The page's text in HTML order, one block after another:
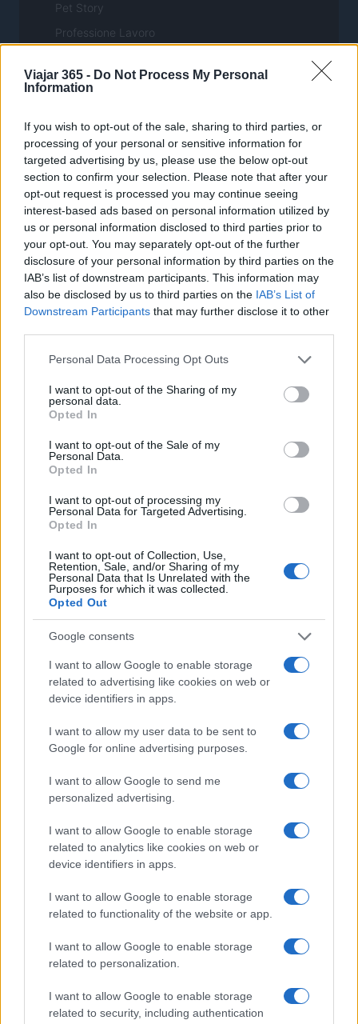
Viajar 365 - Do Not Process My Personal
Information
If you wish to opt-out of the sale, sharing to third parties, or
processing of your personal or sensitive information for
targeted advertising by us, please use the below opt-out
section to confirm your selection. Please note that after your
opt-out request is processed you may continue seeing
interest-based ads based on personal information utilized by
us or personal information disclosed to third parties prior to
your opt-out. You may separately opt-out of the further
disclosure of your personal information by third parties on the
IAB’s list of downstream participants. This information may
also be disclosed by us to third parties on the IAB’s List of
Downstream Participants that may further disclose it to other
Please note that this website/app uses one or more Google
not limited to your visit or usage behaviour. You may click to
grant or deny consent to Google and its third-party tags to
use your data for below specified purposes in below Google
consent section.
Personal Data Processing Opt Outs
I want to opt-out of the Sharing of my
personal data.
Opted In
I want to opt-out of the Sale of my
Personal Data.
Opted In
I want to opt-out of processing my
Personal Data for Targeted Advertising.
Opted In
I want to opt-out of Collection, Use,
Retention, Sale, and/or Sharing of my
Personal Data that Is Unrelated with the
Purposes for which it was collected.
Opted Out
Google consents
I want to allow Google to enable storage
related to advertising like cookies on web or
device identifiers in apps.
I want to allow my user data to be sent to
Google for online advertising purposes.
I want to allow Google to send me
personalized advertising.
I want to allow Google to enable storage
related to analytics like cookies on web or
device identifiers in apps.
I want to allow Google to enable storage
related to functionality of the website or app.
I want to allow Google to enable storage
related to personalization.
I want to allow Google to enable storage
related to security, including authentication
Pet Story
Professione Lavoro
Style24
Tuobenessere
Viaggiamo
Nonne Magazine
Milano Cortina
Luxury Club
Il Calcio Online
Professione mamma
World Music
Money 365
B2B Magazine
Day Travel
Tutto Gaming
ESG 365
Food Wiki
FuturoDonna
HomeMagazine
SecondHomeMagazine
ESPANA Y LATINOAMERICA
Finanzas 24
Think.es
ES Newz
Pet Story
NORTE AMERICA
Womanmagazine
Investing Plus